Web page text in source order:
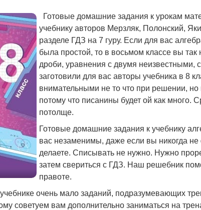
Готовые домашние задания к урокам
учебнику авторов Мерзляк, Полонский,
разделе ГДЗ на 7 гуру. Если для вас
была простой, то в восьмом классе вы
дроби, уравнения с двумя неизвестными,
заготовили для вас авторы учебника в 8
внимательными не то что при решении,
потому что писанины будет ой как много.
потолще.
Готовые домашние задания к учебнику
вас незаменимы, даже если вы никогда
делаете. Списывать не нужно. Нужно
затем свериться с ГДЗ. Наш решебник
правоте.
очень мало заданий, подразумевающих
советуем вам дополнительно заниматься на